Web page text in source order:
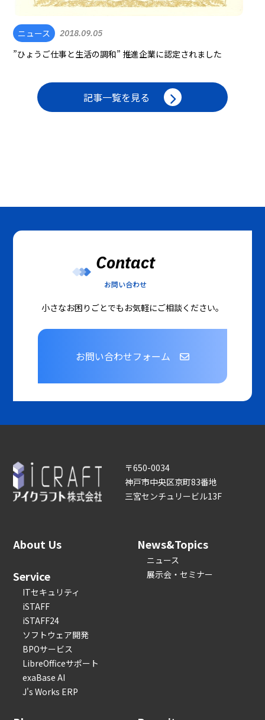
ニュース 2018.09.05
”ひょうご仕事と生活の調和” 推進企業に認定されました
記事一覧を見る
Contact
お問い合わせ
小さなお困りごとでもお気軽にご相談ください。
お問い合わせフォーム
〒650-0034
神戸市中央区京町83番地
三宮センチュリービル13F
About Us
Service
ITセキュリティ
iSTAFF
iSTAFF24
ソフトウェア開発
BPOサービス
LibreOfficeサポート
exaBase AI
J's Works ERP
News&Topics
ニュース
展示会・セミナー